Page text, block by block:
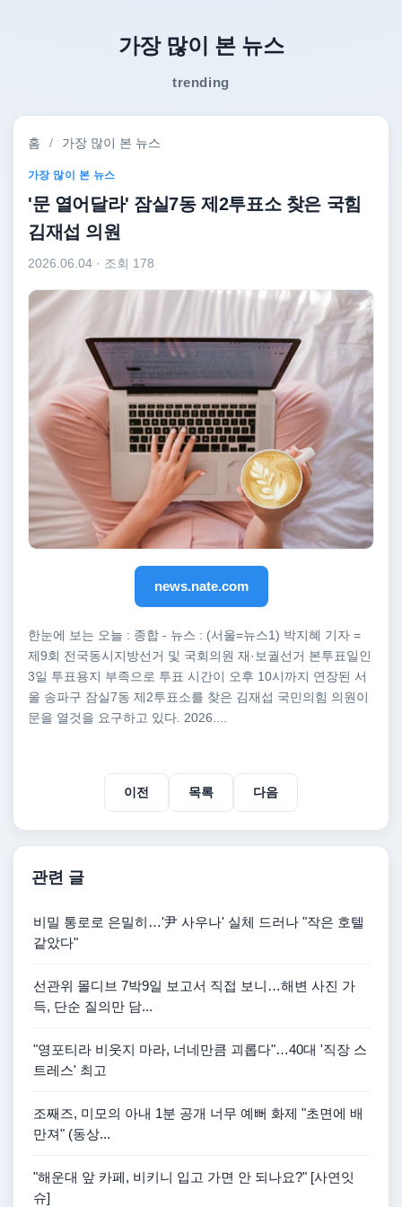
가장 많이 본 뉴스
trending
홈 / 가장 많이 본 뉴스
가장 많이 본 뉴스
'문 열어달라' 잠실7동 제2투표소 찾은 국힘
김재섭 의원
2026.06.04 · 조회 178
news.nate.com
한눈에 보는 오늘 : 종합 - 뉴스 : (서울=뉴스1) 박지혜 기자 =
제9회 전국동시지방선거 및 국회의원 재·보궐선거 본투표일인
3일 투표용지 부족으로 투표 시간이 오후 10시까지 연장된 서
울 송파구 잠실7동 제2투표소를 찾은 김재섭 국민의힘 의원이
문을 열것을 요구하고 있다. 2026....
이전 목록 다음
관련 글
비밀 통로로 은밀히…'尹 사우나' 실체 드러나 "작은 호텔
같았다"
선관위 몰디브 7박9일 보고서 직접 보니…해변 사진 가
득, 단순 질의만 담...
"영포티라 비웃지 마라, 너네만큼 괴롭다"…40대 '직장 스
트레스' 최고
조째즈, 미모의 아내 1분 공개 너무 예뻐 화제 "초면에 배
만져" (동상...
"해운대 앞 카페, 비키니 입고 가면 안 되나요?" [사연잇
슈]